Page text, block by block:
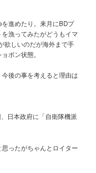
進めたり。来月にBDプ
漁ってみたがどうもイマ
欲しいのだが海外まで手
ボン状態。
後の事を考えると理由は
日本政府に「自衛隊機派
ったがちゃんとロイター